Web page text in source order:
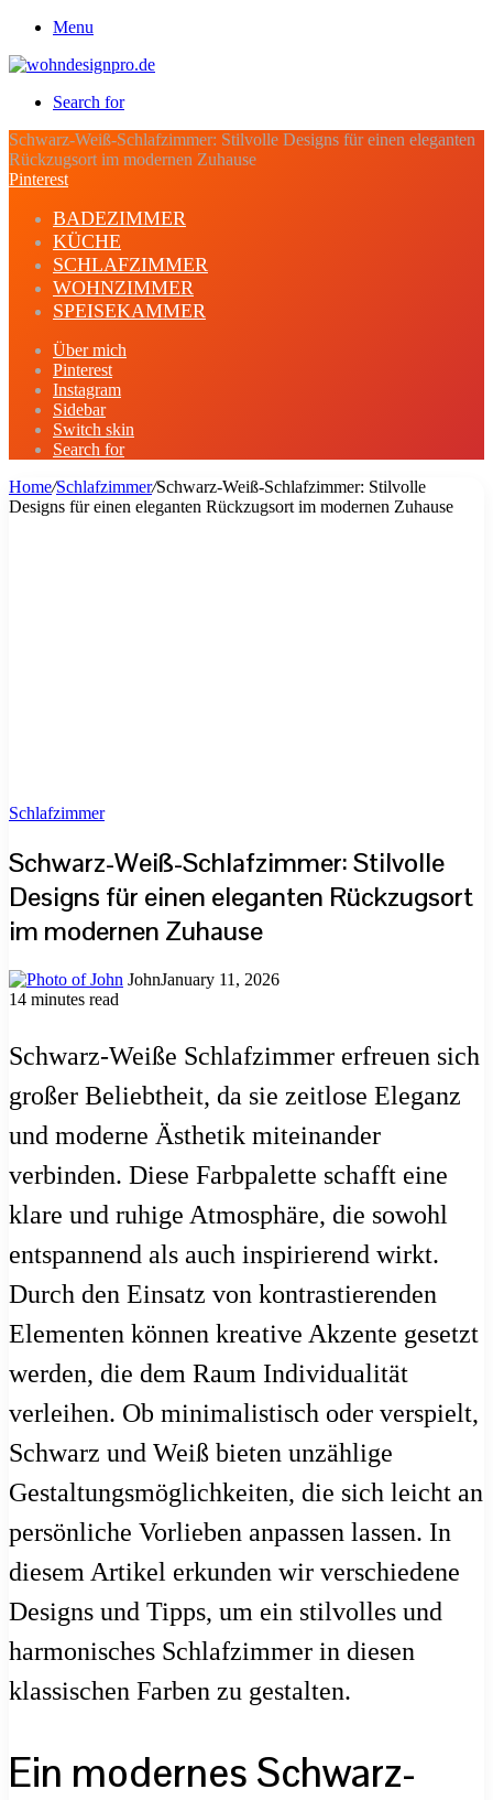
Menu
Search for
Schwarz-Weiß-Schlafzimmer: Stilvolle Designs für einen eleganten
Rückzugsort im modernen Zuhause
Pinterest
BADEZIMMER
KÜCHE
SCHLAFZIMMER
WOHNZIMMER
SPEISEKAMMER
Über mich
Pinterest
Instagram
Sidebar
Switch skin
Search for
Home/Schlafzimmer/Schwarz-Weiß-Schlafzimmer: Stilvolle
Designs für einen eleganten Rückzugsort im modernen Zuhause
Schlafzimmer
Schwarz-Weiß-Schlafzimmer: Stilvolle
Designs für einen eleganten Rückzugsort
im modernen Zuhause
JohnJanuary 11, 2026
14 minutes read
Schwarz-Weiße Schlafzimmer erfreuen sich
großer Beliebtheit, da sie zeitlose Eleganz
und moderne Ästhetik miteinander
verbinden. Diese Farbpalette schafft eine
klare und ruhige Atmosphäre, die sowohl
entspannend als auch inspirierend wirkt.
Durch den Einsatz von kontrastierenden
Elementen können kreative Akzente gesetzt
werden, die dem Raum Individualität
verleihen. Ob minimalistisch oder verspielt,
Schwarz und Weiß bieten unzählige
Gestaltungsmöglichkeiten, die sich leicht an
persönliche Vorlieben anpassen lassen. In
diesem Artikel erkunden wir verschiedene
Designs und Tipps, um ein stilvolles und
harmonisches Schlafzimmer in diesen
klassischen Farben zu gestalten.
Ein modernes Schwarz-